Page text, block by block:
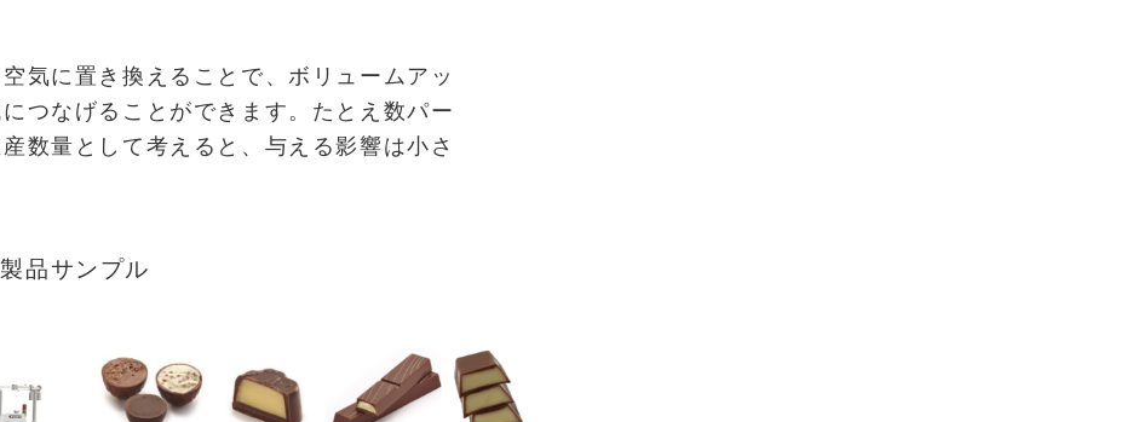
気に置き換えることで、ボリュームアッ
つなげることができます。たとえ数パー
数量として考えると、与える影響は小さ
品サンプル